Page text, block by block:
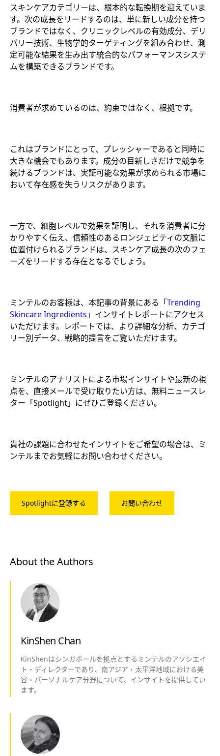
スキンケアカテゴリーは、根本的な転換期を迎えていま
す。次の成長をリードするのは、単に新しい成分を持つ
ブランドではなく、クリニックレベルの有効成分、デリ
バリー技術、生物学的ターゲティングを組み合わせ、測
定可能な結果を生み出す統合的なパフォーマンスシステ
ムを構築できるブランドです。
消費者が求めているのは、約束ではなく、根拠です。
これはブランドにとって、プレッシャーであると同時に
大きな機会でもあります。成分の目新しさだけで競争を
続けるブランドは、実証可能な効果が求められる市場に
おいて存在感を失うリスクがあります。
一方で、細胞レベルで効果を証明し、それを消費者に分
かりやすく伝え、信頼性のあるロンジェビティの文脈に
位置付けられるブランドは、スキンケア成長の次のフェ
ーズをリードする存在となるでしょう。
ミンテルのお客様は、本記事の背景にある「Trending
Skincare Ingredients 」インサイトレポートにアクセス
いただけます。レポートでは、より詳細な分析、カテゴ
リー別データ、戦略的提言をご覧いただけます。
ミンテルのアナリストによる市場インサイトや最新の視
点を、直接メールで受け取りたい方は、無料ニュースレ
ター「Spotlight」にぜひご登録ください。
貴社の課題に合わせたインサイトをご希望の場合は、ミ
ンテルまでお気軽にお問い合わせください。
Spotlightに登録する お問い合わせ
About the Authors
KinShen Chan
KinShenはシンガポールを拠点とするミンテルのアソシエイ
ト・ディレクターであり、南アジア・太平洋地域における美
容・パーソナルケア分野について、インサイトを提供してい
ます。